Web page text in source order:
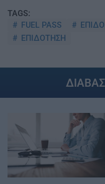
TAGS:
FUEL PASS
ΕΠΙΔΟΤΗΣΗ